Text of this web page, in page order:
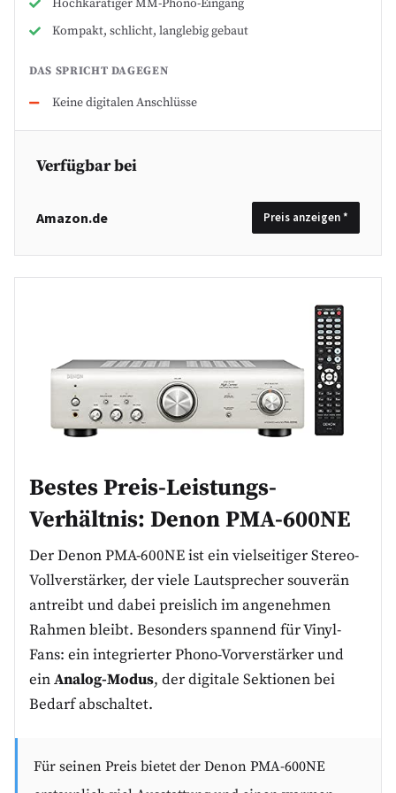
Kompakt, schlicht, langlebig gebaut
DAS SPRICHT DAGEGEN
Keine digitalen Anschlüsse
Verfügbar bei
Amazon.de Preis anzeigen *
Bestes Preis-Leistungs-
Verhältnis: Denon PMA-600NE
Der Denon PMA-600NE ist ein vielseitiger Stereo-
Vollverstärker, der viele Lautsprecher souverän
antreibt und dabei preislich im angenehmen
Rahmen bleibt. Besonders spannend für Vinyl-
Fans: ein integrierter Phono-Vorverstärker und
einAnalog-Modus, der digitale Sektionen bei
Bedarf abschaltet.
Für seinen Preis bietet der Denon PMA-600NE